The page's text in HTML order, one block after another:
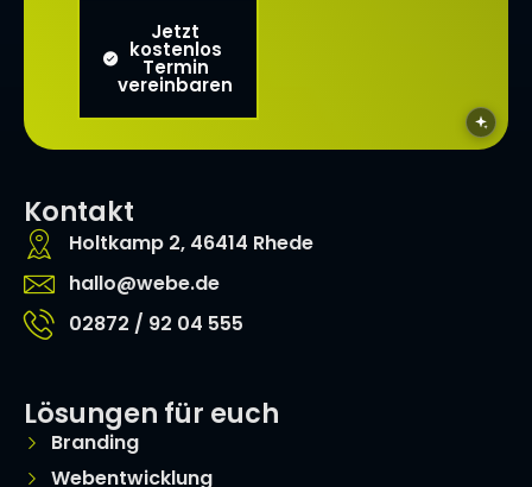
Jetzt
kostenlos
Termin
vereinbaren
Kontakt
Holtkamp 2, 46414 Rhede
hallo@webe.de
02872 / 92 04 555
Lösungen für euch
Branding
Webentwicklung